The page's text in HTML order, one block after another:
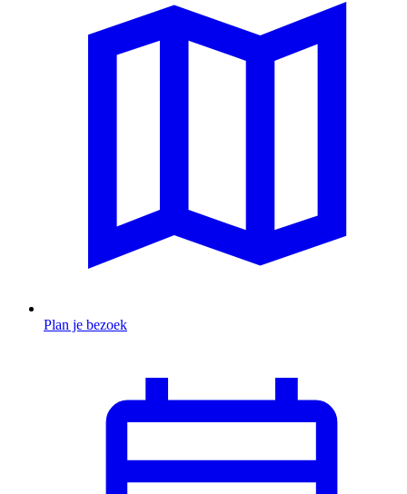
Plan je bezoek